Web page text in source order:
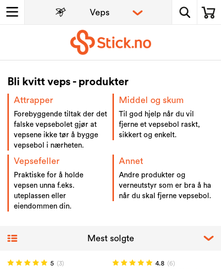
Bli kvitt veps - produkter
Attrapper
Forebyggende tiltak der det
falske vepsebolet gjør at
vepsene ikke tør å bygge
vepsebol i nærheten.
Middel og skum
Til god hjelp når du vil
fjerne et vepsebol raskt,
sikkert og enkelt.
Vepsefeller
Praktiske for å holde
vepsen unna f.eks.
uteplassen eller
eiendommen din.
Annet
Andre produkter og
verneutstyr som er bra å ha
når du skal fjerne vepsebol.
5 (3) 4.8 (6)